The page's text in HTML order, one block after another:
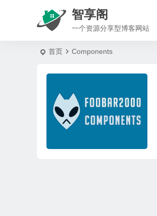
智享阁
一个资源分享型博客网站
首页 Components